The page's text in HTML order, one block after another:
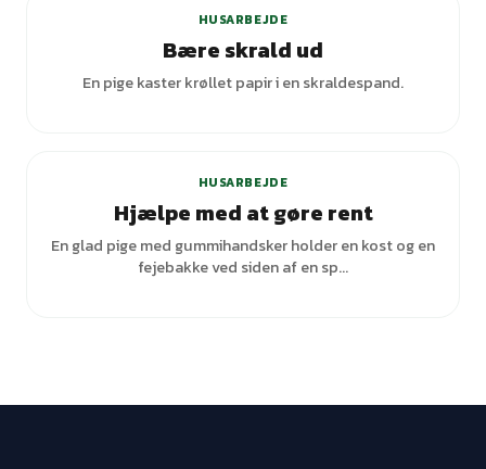
HUSARBEJDE
Bære skrald ud
En pige kaster krøllet papir i en skraldespand.
HUSARBEJDE
Hjælpe med at gøre rent
En glad pige med gummihandsker holder en kost og en
fejebakke ved siden af en sp...